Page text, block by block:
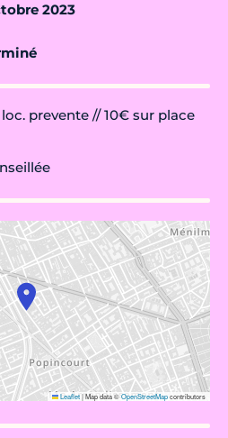
2023
prevente // 10€ sur place
Leaflet|Map data ©OpenStreetMapcontributors